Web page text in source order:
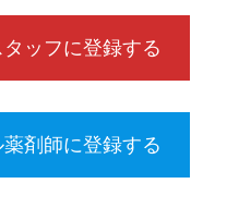
タッフに登録する
薬剤師に登録する